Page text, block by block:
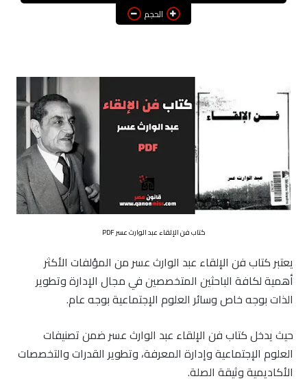
الحجم
كتاب فن الإلقاء عبد الوارث عسر PDF
يعتبر كتاب فن الإلقاء عبد الوارث عسر من المؤلفات الأكثر
أهمية لكافة الباحثين المتخصصين في مجال الإدارة وتطوير
الذات بوجه خاص وسائر العلوم الإجتماعية بوجه عام.
حيث يدخل كتاب فن الإلقاء عبد الوارث عسر ضمن تصنيفات
العلوم الإجتماعية وإدارة المعرفة، وتطوير القدرات والتخصصات
الأكاديمية وثيقة الصلة.